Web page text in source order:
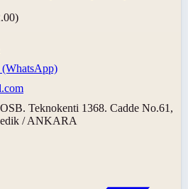
(WhatsApp)
Teknokenti 1368. Cadde No.61,
/ ANKARA